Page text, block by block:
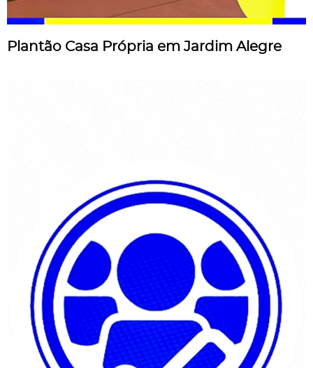
Plantão Casa Própria em Jardim Alegre